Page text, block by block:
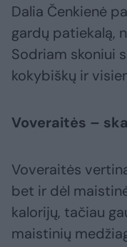
Dalia Čenkienė
gardų patiekalą,
Sodriam skoniui
kokybiškų ir
Voveraitės –
Voveraitės
bet ir dėl
kalorijų, tačiau
maistinių